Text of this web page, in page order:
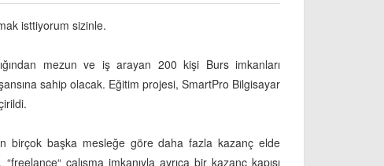
isttiyorum sizinle.
mezun ve iş arayan 200 kişi Burs imkanları
sahip olacak. Eğitim projesi, SmartPro Bilgisayar
birçok başka mesleğe göre daha fazla kazanç elde
çalışma imkanıyla ayrıca bir kazanç kapısı